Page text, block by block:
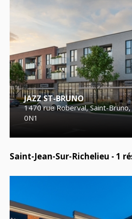
JAZZ ST-BRUNO
1470 rue Roberval, Saint-Bruno,
0N1
Saint-Jean-Sur-Richelieu - 1